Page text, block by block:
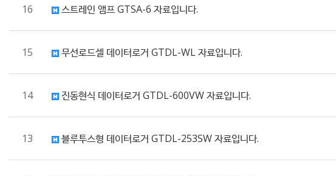
16 스트레인 앰프 GTSA-6 자료입니다.
15 무선로드셀 데이터로거 GTDL-WL 자료입니다.
14 진동현식 데이터로거 GTDL-600VW 자료입니다.
13 블루투스형 데이터로거 GTDL-253SW 자료입니다.